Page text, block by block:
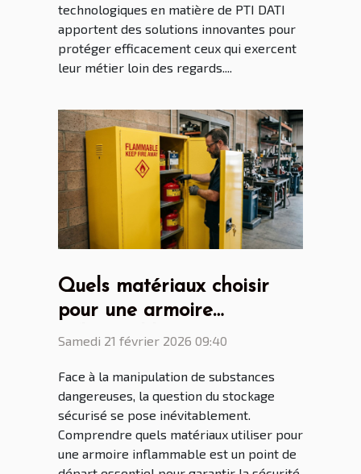
technologiques en matière de PTI DATI
apportent des solutions innovantes pour
protéger efficacement ceux qui exercent
leur métier loin des regards....
Quels matériaux choisir
pour une armoire
inflammable sécurisée ?
Samedi 21 février 2026 09:40
Face à la manipulation de substances
dangereuses, la question du stockage
sécurisé se pose inévitablement.
Comprendre quels matériaux utiliser pour
une armoire inflammable est un point de